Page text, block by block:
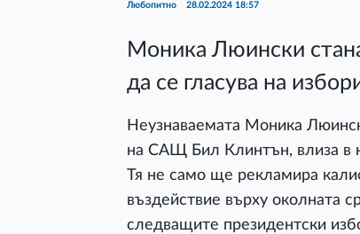
Любопитно 28.02.2024 18:57
Моника Люински
да се гласува на
Неузнаваемата Моника
на САЩ Бил Клинтън, влиза в
Тя не само ще рекламира
въздействие върху околната
следващите президентски